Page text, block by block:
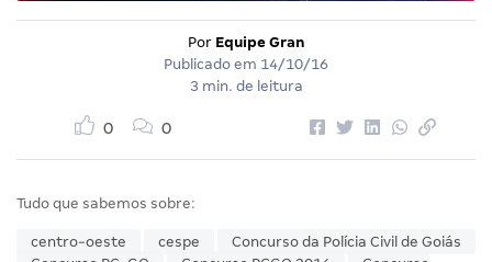
Por Equipe Gran
Publicado em 14/10/16
3 min. de leitura
0 0
Tudo que sabemos sobre:
centro-oeste cespe
Concurso da Polícia Civil de Goiás